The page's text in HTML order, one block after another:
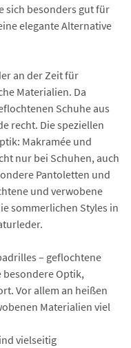
sich besonders gut für
elegante Alternative
an der Zeit für
Materialien. Da
Schuhe aus
recht. Die speziellen
Makramée und
nur bei Schuhen, auch
Pantoletten und
und verwobene
sommerlichen Styles in
– geflochtene
Optik,
Vor allem an heißen
Materialien viel
vielseitig